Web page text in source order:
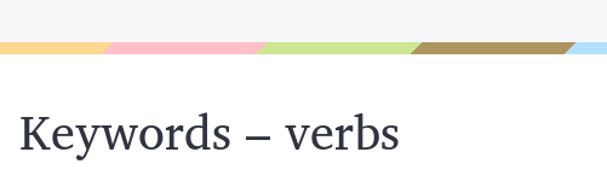
Keywords – verbs